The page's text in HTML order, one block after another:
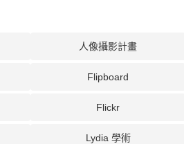
人像攝影計畫
Flipboard
Flickr
Lydia 學術